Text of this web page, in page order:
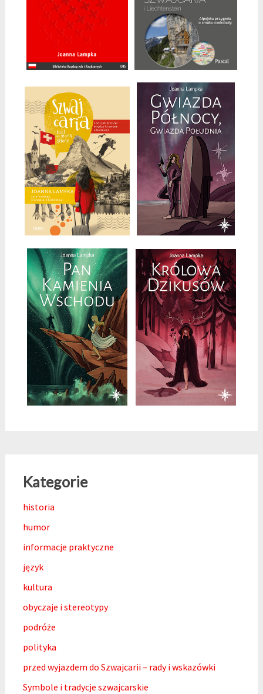
Kategorie
historia
humor
informacje praktyczne
język
kultura
obyczaje i stereotypy
podróże
polityka
przed wyjazdem do Szwajcarii – rady i wskazówki
Symbole i tradycje szwajcarskie